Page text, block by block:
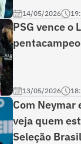
14/05/2026
PSG vence o
13/05/2026
Com Neymar
veja quem
Seleção